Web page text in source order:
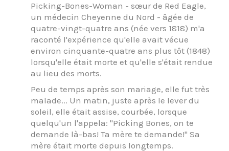
Picking-Bones-Woman - sœur de Red Eagle,
un médecin Cheyenne du Nord - âgée de
quatre-vingt-quatre ans (née vers 1818) m'a
raconté l'expérience qu'elle avait vécue
environ cinquante-quatre ans plus tôt (1848)
lorsqu'elle était morte et qu'elle s'était rendue
au lieu des morts.
Peu de temps après son mariage, elle fut très
malade... Un matin, juste après le lever du
soleil, elle était assise, courbée, lorsque
quelqu'un l'appela: "Picking Bones, on te
demande là-bas! Ta mère te demande!" Sa
mère était morte depuis longtemps.